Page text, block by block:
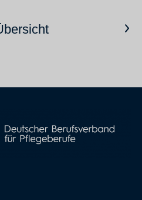
Nächster Artikel